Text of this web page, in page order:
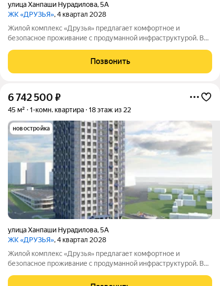
улица Ханпаши Нурадилова,5А
ЖК «ДРУЗЬЯ», 4 квартал 2028
Жилой комплекс «Друзья» предлагает комфортное и
безопасное проживание с продуманной инфраструктурой. Во
есть детские и спортивные площадки, а также велосипедные
дорожки. Сам дом оснащён
Позвонить
6 742 500 ₽
45 м² 1-комн. квартира 18 этаж из 22
новостройка
улица Ханпаши Нурадилова,5А
ЖК «ДРУЗЬЯ», 4 квартал 2028
Жилой комплекс «Друзья» предлагает комфортное и
безопасное проживание с продуманной инфраструктурой. Во
есть детские и спортивные площадки, а также велосипедные